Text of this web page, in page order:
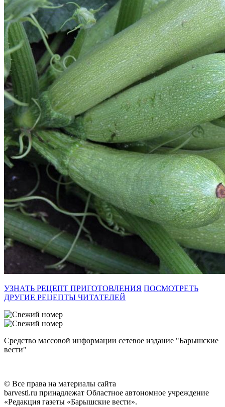
УЗНАТЬ РЕЦЕПТ ПРИГОТОВЛЕНИЯ ПОСМОТРЕТЬ
ДРУГИЕ РЕЦЕПТЫ ЧИТАТЕЛЕЙ
Средство массовой информации сетевое издание "Барышские
вести"
© Все права на материалы сайта
barvesti.ru принадлежат Областное автономное учреждение
«Редакция газеты «Барышские вести».